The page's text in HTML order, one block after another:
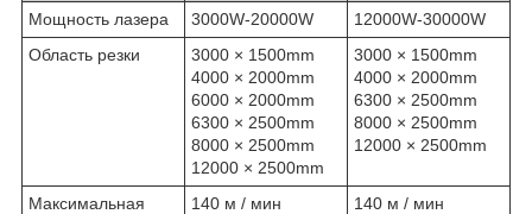
Мощность лазера
3000W-20000W
12000W-30000W
Область резки
3000 × 1500mm
4000 × 2000mm
6000 × 2000mm
6300 × 2500mm
8000 × 2500mm
12000 × 2500mm
3000 × 1500mm
4000 × 2000mm
6300 × 2500mm
8000 × 2500mm
12000 × 2500mm
Максимальная
140 м / мин 140 м / мин